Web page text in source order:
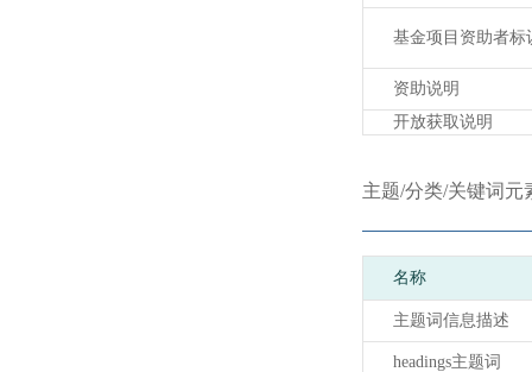
基金项目资助者标
资助说明
开放获取说明
主题/分类/关键词元
名称
主题词信息描述
headings主题词